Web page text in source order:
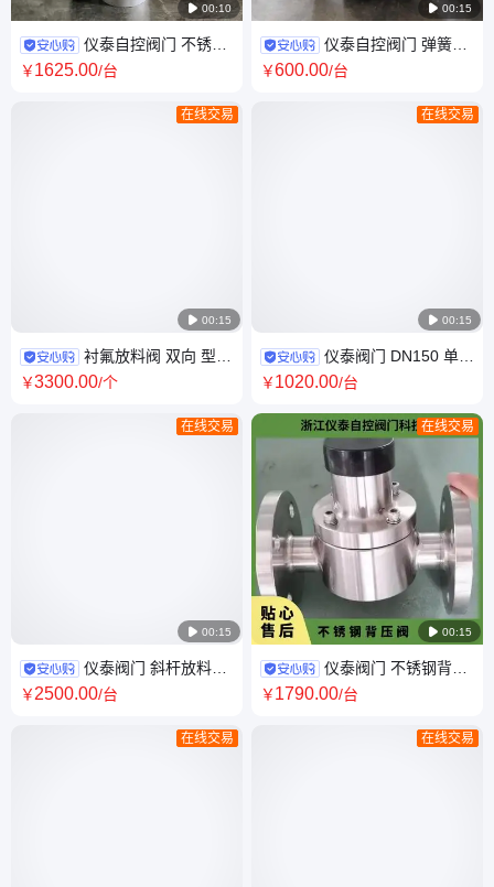
 00:10
仪泰自控阀门 不锈钢
材质 耐腐蚀 衬氟篮式过滤器
￥1625.00/台
 00:15
在线交易
衬氟放料阀 双向 型号
FL41F46-16c 常温 法兰 公称
￥3300.00/个
 00:15
在线交易
仪泰阀门 斜杆放料球
阀 单向 物料储罐 型号
￥2500.00/台
在线交易
 00:15
仪泰自控阀门 弹簧活
塞式 铸钢材质 蒸汽减压阀
￥600.00/台
 00:15
在线交易
仪泰阀门 DN150 单向
法兰 铸钢、不锈钢 常压 阀套式
￥1020.00/台
 00:15
在线交易
仪泰阀门 不锈钢背压
阀 型号SKBYF 计量泵用 耐酸
￥1790.00/台
在线交易